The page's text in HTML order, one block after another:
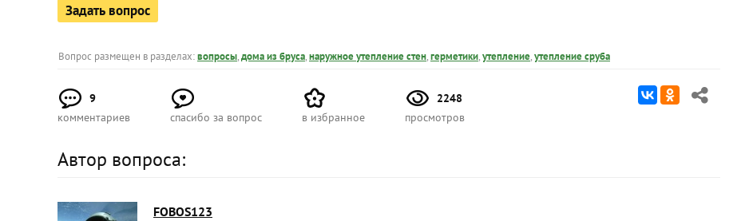
Задать вопрос
Вопрос размещен в разделах:вопросы,дома из бруса,наружное утепление стен,герметики,утепление,утепление сруба
9
комментариев
спасибо за вопрос в избранное
2248
просмотров
Автор вопроса:
FOBOS123